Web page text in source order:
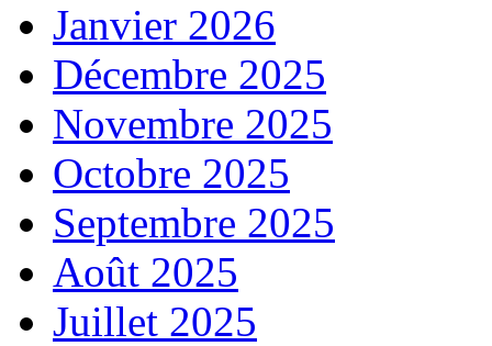
Janvier 2026
Décembre 2025
Novembre 2025
Octobre 2025
Septembre 2025
Août 2025
Juillet 2025